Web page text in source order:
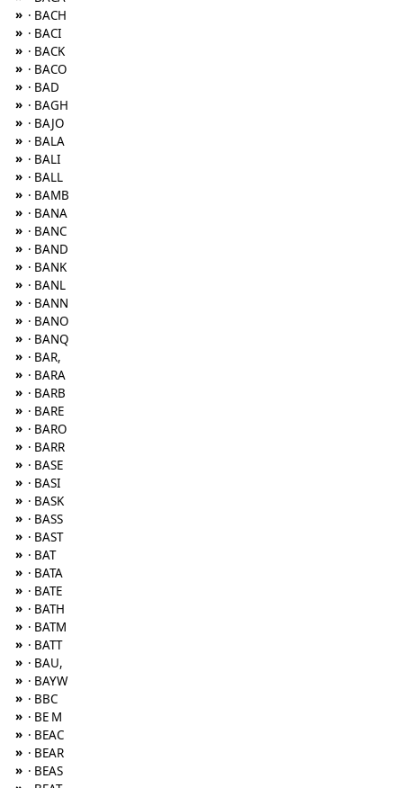
» · BACH
» · BACI
» · BACK
» · BACO
» · BAD
» · BAGH
» · BAJO
» · BALA
» · BALI
» · BALL
» · BAMB
» · BANA
» · BANC
» · BAND
» · BANK
» · BANL
» · BANN
» · BANO
» · BANQ
» · BAR,
» · BARA
» · BARB
» · BARE
» · BARO
» · BARR
» · BASE
» · BASI
» · BASK
» · BASS
» · BAST
» · BAT
» · BATA
» · BATE
» · BATH
» · BATM
» · BATT
» · BAU,
» · BAYW
» · BBC
» · BE M
» · BEAC
» · BEAR
» · BEAS